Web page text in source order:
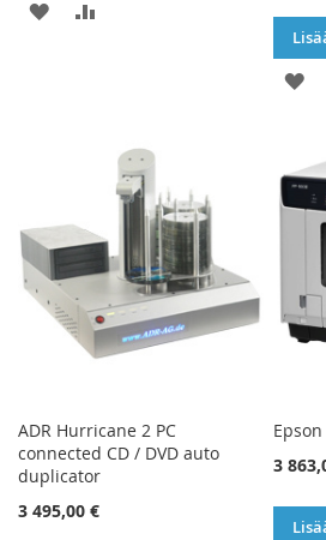
LISÄÄ
ADR Hurricane 2 PC
connected CD / DVD auto
duplicator
3 495,00 €
3